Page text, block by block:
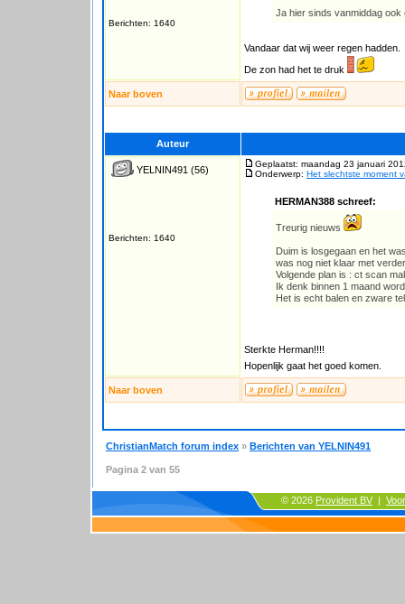
Berichten: 1640
Ja hier sinds vanmiddag
Vandaar dat wij weer regen hadden.
De zon had het te druk
Naar boven
Auteur
YELNIN491 (56)
Berichten: 1640
Geplaatst: maandag 23 januari
Onderwerp: Het slechtste moment
HERMAN388 schreef:
Treurig nieuws
Duim is losgegaan en het
was nog niet klaar met
Volgende plan is : ct scan
Ik denk binnen 1 maand
Het is echt balen en zware
Sterkte Herman!!!!
Hopenlijk gaat het goed komen.
Naar boven
ChristianMatch forum index » Berichten van YELNIN491
Pagina 2 van 55
© 2026 Provident BV |